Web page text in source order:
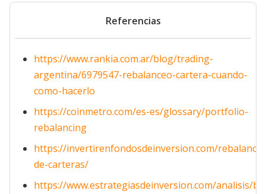
Referencias
https://www.rankia.com.ar/blog/trading-
argentina/6979547-rebalanceo-cartera-cuando-
como-hacerlo
https://coinmetro.com/es-es/glossary/portfolio-
rebalancing
https://invertirenfondosdeinversion.com/
de-carteras/
https://www.estrategiasdeinversion.com/analisis/